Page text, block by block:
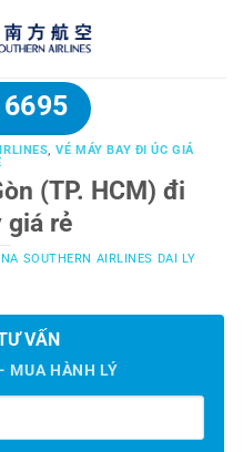
,VÉ MÁY BAY ĐI ÚC GIÁ
(TP. HCM) đi
giá rẻ
SOUTHERN AIRLINES DAI LY
VẤN
MUA HÀNH LÝ